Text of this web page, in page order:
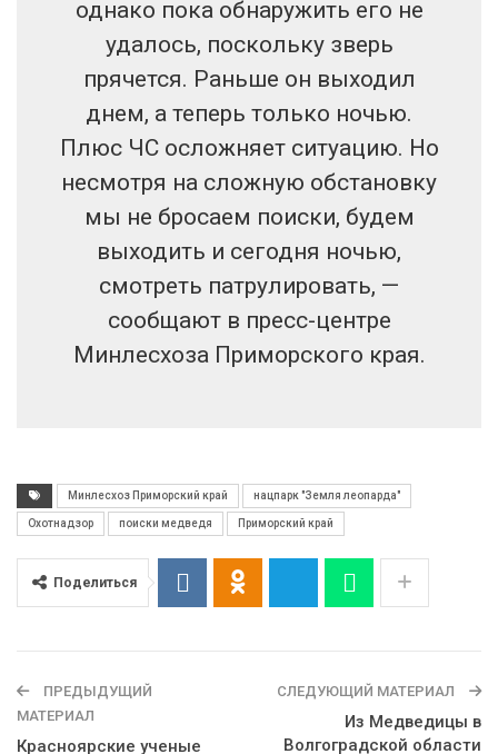
однако пока обнаружить его не
удалось, поскольку зверь
прячется. Раньше он выходил
днем, а теперь только ночью.
Плюс ЧС осложняет ситуацию. Но
несмотря на сложную обстановку
мы не бросаем поиски, будем
выходить и сегодня ночью,
смотреть патрулировать, —
сообщают в пресс-центре
Минлесхоза Приморского края.
Минлесхоз Приморский край нацпарк "Земля леопарда"
Охотнадзор поиски медведя Приморский край
Поделиться
ПРЕДЫДУЩИЙ
МАТЕРИАЛ
Красноярские ученые
СЛЕДУЮЩИЙ МАТЕРИАЛ
Из Медведицы в
Волгоградской области